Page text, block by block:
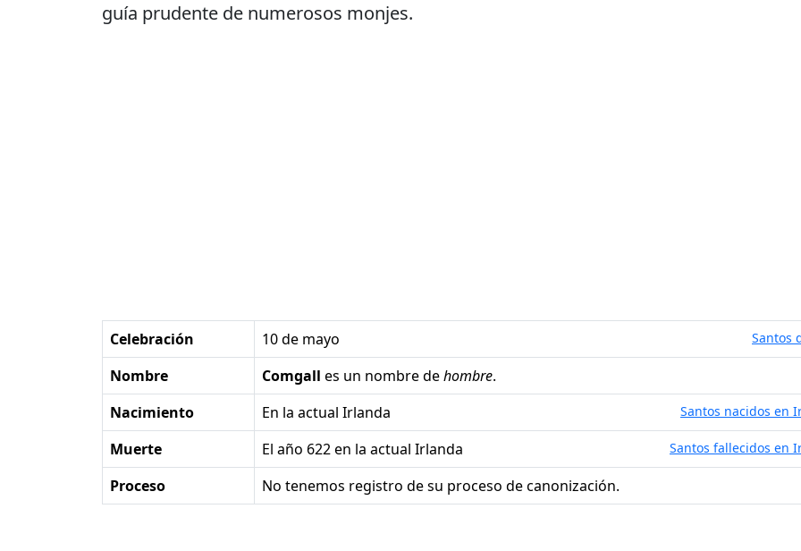
guía prudente de numerosos monjes.
Celebración 10 de mayo Santos
Nombre Comgall es un nombre dehombre.
Nacimiento
en la actual Irlanda Santos nacidos en
Muerte el año 622 en la actual Irlanda Santos fallecidos en
Proceso No tenemos registro de su proceso de canonización.